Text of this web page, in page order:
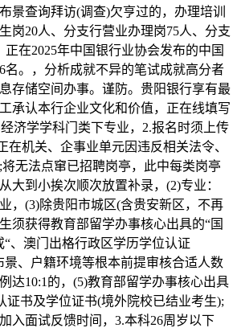
查询拜访(调查)欠亨过的，办理培训
岗20人、分支行营业办理岗75人、分支
正在2025年中国银行业协会发布的中国
名。，分析成就不异的笔试成就高分者
存储空间办事。谨防。贵阳银行享有最
承认本行企业文化和价值，正在线填写
济学学科门类下专业，2.报名时须上传
在机关、企事业单元因违反相关法令、
无法点窜已招聘岗亭，此中每类岗亭
大到小挨次顺次放置补录，(2)专业：
，(3)除贵阳市城区(含贵安新区，不再
须获得教育部留学办事核心出具的“国
、澳门出格行政区学历学位认证
景、户籍环境等根本前提审核合适人数
达10:1的，(5)教育部留学办事核心出具
证书及学位证书(境外院校已结业考生);
入面试反馈时间，3.本科26周岁以下